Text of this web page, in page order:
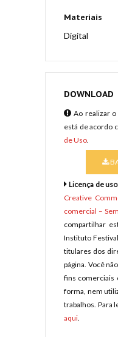
Materiais
Digital
DOWNLOAD
Ao realizar
está de acordo
de Uso.
Licença de
Creative
comercial –
compartilhar
Instituto
titulares dos
página. Você
fins comerciais
forma, nem
trabalhos. Para
aqui.